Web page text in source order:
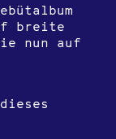
breite
nun auf